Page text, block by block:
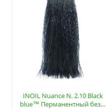
INOIL Nuance N. 2.10 Black
blue™ Перманентный без…